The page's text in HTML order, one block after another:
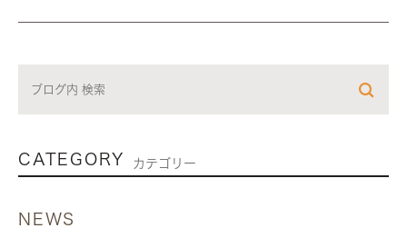
CATEGORY カテゴリー
NEWS